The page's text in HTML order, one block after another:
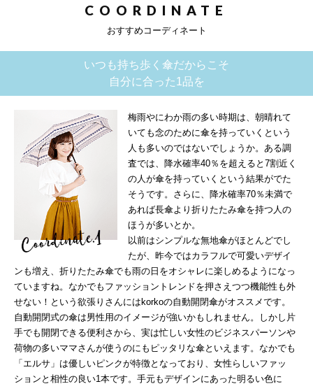
COORDINATE
おすすめコーディネート
いつも持ち歩く傘だからこそ
自分に合った1品を
梅雨やにわか雨の多い時期は、朝晴れて
いても念のために傘を持っていくという
人も多いのではないでしょうか。ある調
査では、降水確率40％を超えると7割近く
の人が傘を持っていくという結果がでた
そうです。さらに、降水確率70％未満で
あれば長傘より折りたたみ傘を持つ人の
ほうが多いとか。
以前はシンプルな無地傘がほとんどでし
たが、昨今ではカラフルで可愛いデザイ
ンも増え、折りたたみ傘でも雨の日をオシャレに楽しめるようになっ
ていますね。なかでもファッショントレンドを押さえつつ機能性も外
せない！という欲張りさんにはkorkoの自動開閉傘がオススメです。
自動開閉式の傘は男性用のイメージが強いかもしれません。しかし片
手でも開閉できる便利さから、実は忙しい女性のビジネスパーソンや
荷物の多いママさんが使うのにもピッタリな傘といえます。なかでも
「エルサ」は優しいピンクが特徴となっており、女性らしいファッ
ションと相性の良い1本です。手元もデザインにあった明るい色に